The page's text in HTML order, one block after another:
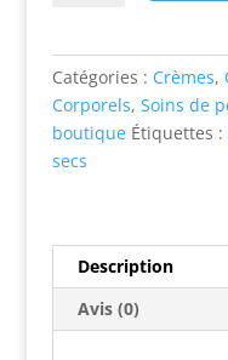
légères
(menthe
poivrée
Catégories : Crèmes,
Corporels, Soins de
boutique Étiquettes :
secs
Description
Avis (0)